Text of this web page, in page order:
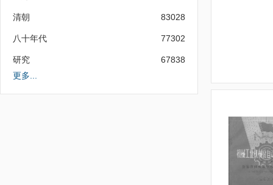
清朝 83028
八十年代 77302
研究
67838
更多...